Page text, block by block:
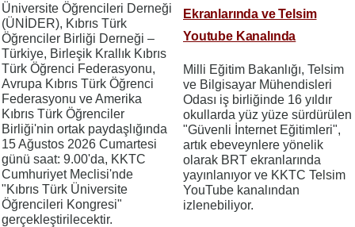
Üniversite Öğrencileri Derneği
(ÜNİDER), Kıbrıs Türk
Öğrenciler Birliği Derneği –
Türkiye, Birleşik Krallık Kıbrıs
Türk Öğrenci Federasyonu,
Avrupa Kıbrıs Türk Öğrenci
Federasyonu ve Amerika
Kıbrıs Türk Öğrenciler
Birliği'nin ortak paydaşlığında
15 Ağustos 2026 Cumartesi
günü saat: 9.00'da, KKTC
Cumhuriyet Meclisi'nde
"Kıbrıs Türk Üniversite
Öğrencileri Kongresi"
gerçekleştirilecektir.
Ekranlarında ve Telsim
Youtube Kanalında
Milli Eğitim Bakanlığı, Telsim
ve Bilgisayar Mühendisleri
Odası iş birliğinde 16 yıldır
okullarda yüz yüze sürdürülen
"Güvenli İnternet Eğitimleri",
artık ebeveynlere yönelik
olarak BRT ekranlarında
yayınlanıyor ve KKTC Telsim
YouTube kanalından
izlenebiliyor.